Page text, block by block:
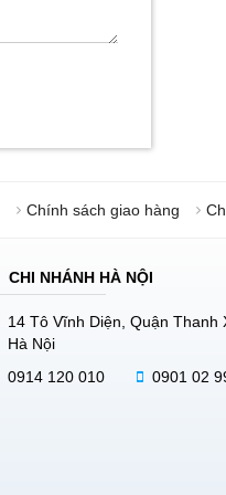
Chính sách giao hàng
CHI NHÁNH HÀ NỘI
14 Tô Vĩnh Diện, Quận Thanh
Hà Nội
0914 120 010
0901 02